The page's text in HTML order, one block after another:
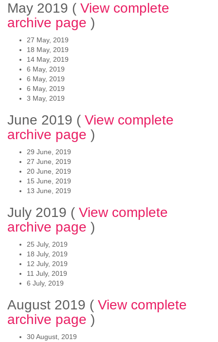
May 2019 ( View complete
archive page )
27 May, 2019
18 May, 2019
14 May, 2019
6 May, 2019
6 May, 2019
6 May, 2019
3 May, 2019
June 2019 ( View complete
archive page )
29 June, 2019
27 June, 2019
20 June, 2019
15 June, 2019
13 June, 2019
July 2019 ( View complete
archive page )
25 July, 2019
18 July, 2019
12 July, 2019
11 July, 2019
6 July, 2019
August 2019 ( View complete
archive page )
30 August, 2019